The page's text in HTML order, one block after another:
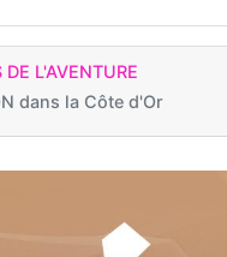
DE L'AVENTURE
dans la Côte d'Or